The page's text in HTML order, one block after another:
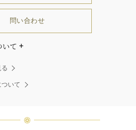
問い合わせ
て
」創始者ハリー・ウィン
う語りました。ハリー・
ンによって厳選された最
する天然の素材であるた
いて